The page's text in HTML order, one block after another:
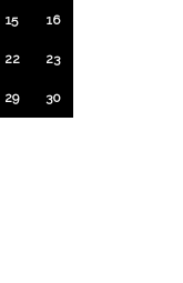
15 16
22 23
29 30